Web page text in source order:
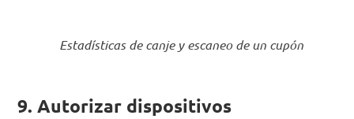
Estadísticas de canje y escaneo de un cupón
9. Autorizar dispositivos